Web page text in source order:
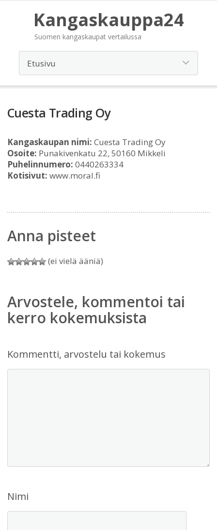
Kangaskauppa24
Suomen kangaskaupat vertailussa
Cuesta Trading Oy
Kangaskaupan nimi: Cuesta Trading Oy
Osoite: Punakivenkatu 22, 50160 Mikkeli
Puhelinnumero: 0440263334
Kotisivut: www.moral.fi
Anna pisteet
(ei vielä ääniä)
Arvostele, kommentoi tai
kerro kokemuksista
Kommentti, arvostelu tai kokemus
Nimi